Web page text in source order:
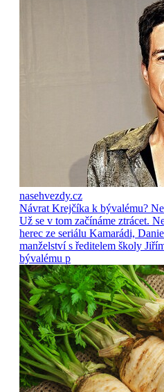
nasehvezdy.cz
Návrat Krejčíka k bývalému?
Už se v tom začínáme ztrácet.
herec ze seriálu Kamarádi,
manželství s ředitelem školy
bývalému p